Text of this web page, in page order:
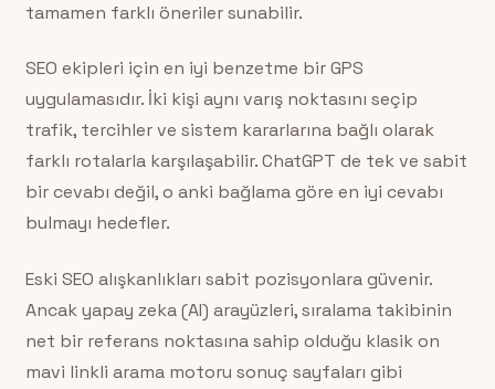
tamamen farklı öneriler sunabilir.
SEO ekipleri için en iyi benzetme bir GPS
uygulamasıdır. İki kişi aynı varış noktasını seçip
trafik, tercihler ve sistem kararlarına bağlı olarak
farklı rotalarla karşılaşabilir. ChatGPT de tek ve sabit
bir cevabı değil, o anki bağlama göre en iyi cevabı
bulmayı hedefler.
Eski SEO alışkanlıkları sabit pozisyonlara güvenir.
Ancak yapay zeka (AI) arayüzleri, sıralama takibinin
net bir referans noktasına sahip olduğu klasik on
mavi linkli arama motoru sonuç sayfaları gibi